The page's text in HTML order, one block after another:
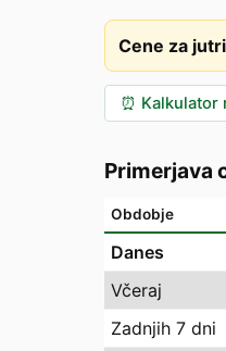
Cene za jutri
⏰ Kalkulator
Primerjava
Obdobje
Danes
Včeraj
Zadnjih 7 dni